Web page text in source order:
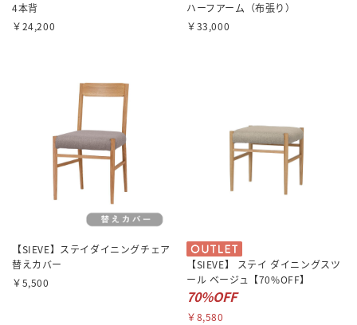
4本背
￥24,200
ハーフアーム（布張り）
￥33,000
【SIEVE】ステイダイニングチェア
替えカバー
￥5,500
【SIEVE】 ステイ ダイニングスツ
ール ベージュ【70%OFF】
70%OFF
￥8,580